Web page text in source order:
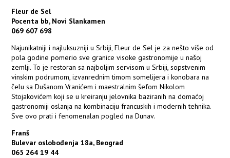
Fleur de Sel
Pocenta bb, Novi Slankamen
069 607 698
Najunikatniji i najluksuzniji u Srbiji, Fleur de Sel je za nešto više od
pola godine pomerio sve granice visoke gastronomije u našoj
zemlji. To je restoran sa najboljim servisom u Srbiji, sopstvenim
vinskim podrumom, izvanrednim timom somelijera i konobara na
čelu sa Dušanom Vranićem i maestralnim šefom Nikolom
Stojakovićem koji se u kreiranju jelovnika baziranih na domaćoj
gastronomiji oslanja na kombinaciju francuskih i modernih tehnika.
Sve ovo prati i fenomenalan pogled na Dunav.
Franš
Bulevar oslobođenja 18a, Beograd
065 264 19 44